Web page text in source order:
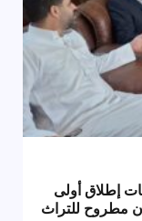
إطلاق أولى
مطروح للتراث